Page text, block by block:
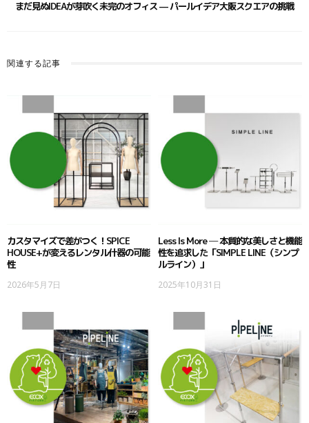
まだ見ぬIDEAが芽吹く未完のオフィス — パールイデア大阪スクエアの挑戦
関連する記事
カスタマイズで差がつく！SPICE
HOUSE+が変えるレンタル什器の可能
性
2026年5月7日
Less Is More ─ 本質的な美しさと機能
性を追求した「SIMPLE LINE（シンプ
ルライン）」
2025年10月31日